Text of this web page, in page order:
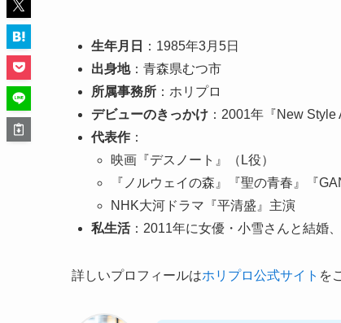
生年月日
：1985年3月5日
出身地：青森県むつ市
所属事務所 ：ホリプロ
デビューのきっかけ ：2001年『New
代表作 ：
映画『デスノート』（L役）
『ノルウェイの森』『聖の青春』『
NHK大河ドラマ『平清盛』主演
私生活：2011年に女優・小雪さんと結婚
詳しいプロフィールはホリプロ公式サイト を